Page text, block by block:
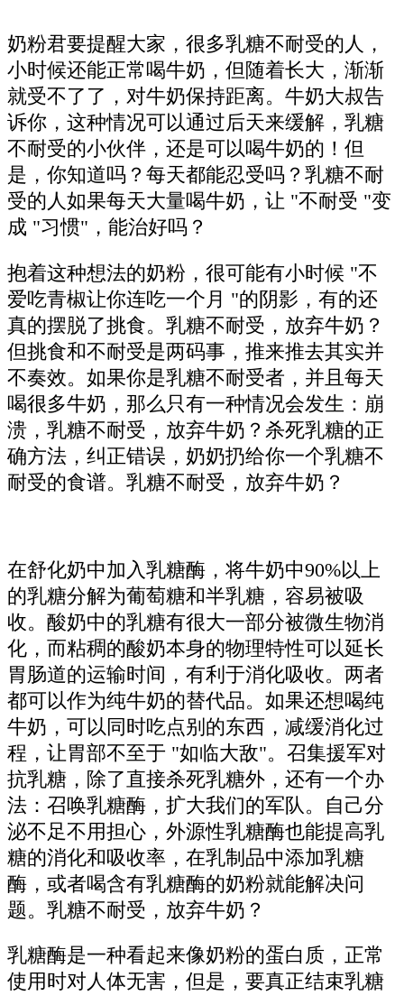
奶粉君要提醒大家，很多乳糖不耐受的人，
小时候还能正常喝牛奶，但随着长大，渐渐
就受不了了，对牛奶保持距离。牛奶大叔告
诉你，这种情况可以通过后天来缓解，乳糖
不耐受的小伙伴，还是可以喝牛奶的！但
是，你知道吗？每天都能忍受吗？乳糖不耐
受的人如果每天大量喝牛奶，让 "不耐受 "变
成 "习惯"，能治好吗？
抱着这种想法的奶粉，很可能有小时候 "不
爱吃青椒让你连吃一个月 "的阴影，有的还
真的摆脱了挑食。乳糖不耐受，放弃牛奶？
但挑食和不耐受是两码事，推来推去其实并
不奏效。如果你是乳糖不耐受者，并且每天
喝很多牛奶，那么只有一种情况会发生：崩
溃，乳糖不耐受，放弃牛奶？杀死乳糖的正
确方法，纠正错误，奶奶扔给你一个乳糖不
耐受的食谱。乳糖不耐受，放弃牛奶？
在舒化奶中加入乳糖酶，将牛奶中90%以上
的乳糖分解为葡萄糖和半乳糖，容易被吸
收。酸奶中的乳糖有很大一部分被微生物消
化，而粘稠的酸奶本身的物理特性可以延长
胃肠道的运输时间，有利于消化吸收。两者
都可以作为纯牛奶的替代品。如果还想喝纯
牛奶，可以同时吃点别的东西，减缓消化过
程，让胃部不至于 "如临大敌"。召集援军对
抗乳糖，除了直接杀死乳糖外，还有一个办
法：召唤乳糖酶，扩大我们的军队。自己分
泌不足不用担心，外源性乳糖酶也能提高乳
糖的消化和吸收率，在乳制品中添加乳糖
酶，或者喝含有乳糖酶的奶粉就能解决问
题。乳糖不耐受，放弃牛奶？
乳糖酶是一种看起来像奶粉的蛋白质，正常
使用时对人体无害，但是，要真正结束乳糖